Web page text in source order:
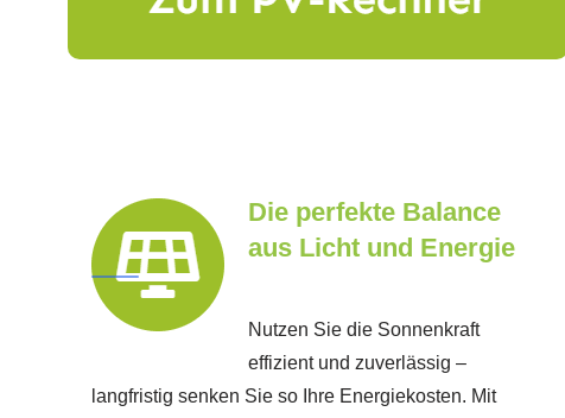
Die perfekte Balance
aus Licht und Energie
Nutzen Sie die Sonnenkraft
effizient und zuverlässig –
langfristig senken Sie so Ihre Energiekosten. Mit